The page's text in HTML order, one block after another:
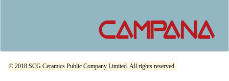
© 2018 SCG Ceramics Public Company Limited. All rights reserved.